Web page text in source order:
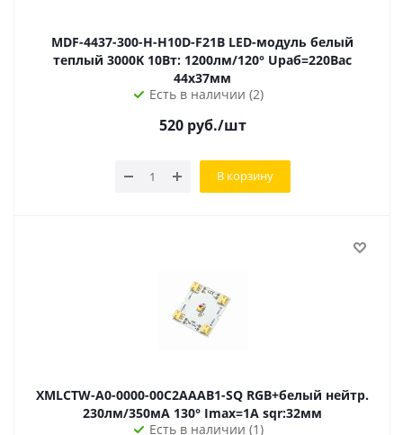
MDF-4437-300-H-H10D-F21B LED-модуль белый
теплый 3000K 10Вт: 1200лм/120° Uраб=220Вac
44х37мм
Есть в наличии (2)
520руб./шт
В корзину
XMLCTW-A0-0000-00C2AAAB1-SQ RGB+белый нейтр.
230лм/350мА 130° Imax=1А sqr:32мм
Есть в наличии (1)